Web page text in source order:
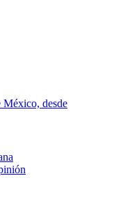
México, desde